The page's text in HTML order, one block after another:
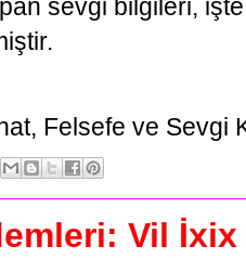
sevgi bilgileri,
Felsefe ve Sevgi
Vil